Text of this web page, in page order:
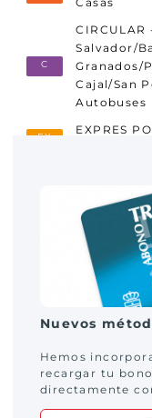
C
Salvador/
Granados/
Cajal/San
Autobuses
EX
EXPRES
Nuevos
Hemos
recargar tu
directamente